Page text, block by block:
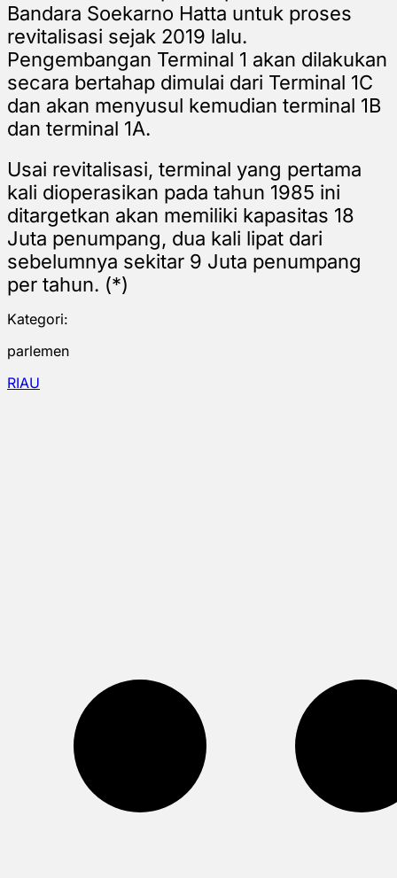
Bandara Soekarno Hatta untuk proses
revitalisasi sejak 2019 lalu.
Pengembangan Terminal 1 akan dilakukan
secara bertahap dimulai dari Terminal 1C
dan akan menyusul kemudian terminal 1B
dan terminal 1A.
Usai revitalisasi, terminal yang pertama
kali dioperasikan pada tahun 1985 ini
ditargetkan akan memiliki kapasitas 18
Juta penumpang, dua kali lipat dari
sebelumnya sekitar 9 Juta penumpang
per tahun. (*)
Kategori:
parlemen
RIAU